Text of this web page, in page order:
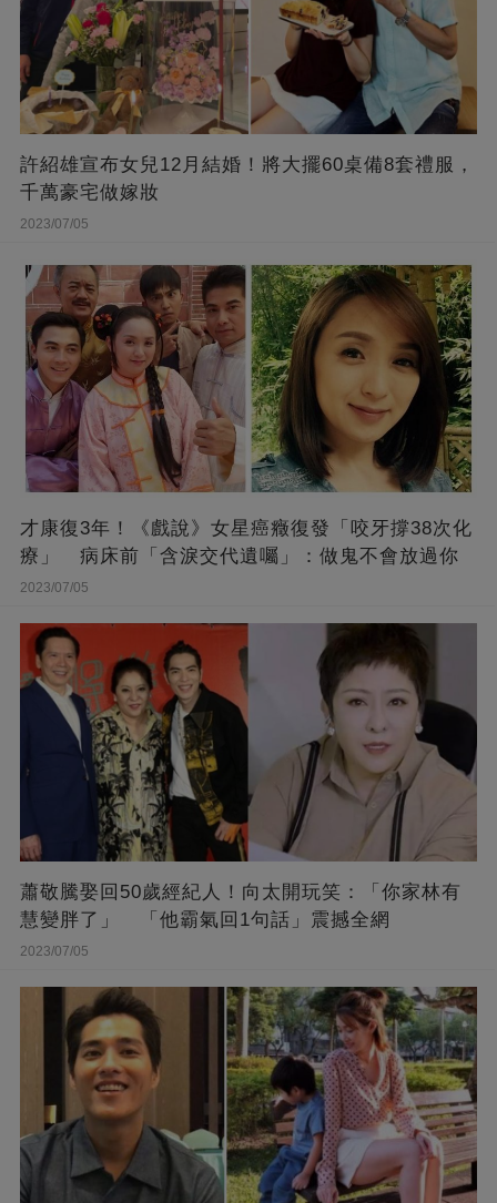
許紹雄宣布女兒12月結婚！將大擺60桌備8套禮服，
千萬豪宅做嫁妝
2023/07/05
才康復3年！《戲說》女星癌癥復發「咬牙撐38次化
療」 病床前「含淚交代遺囑」：做鬼不會放過你
2023/07/05
蕭敬騰娶回50歲經紀人！向太開玩笑：「你家林有
慧變胖了」 「他霸氣回1句話」震撼全網
2023/07/05